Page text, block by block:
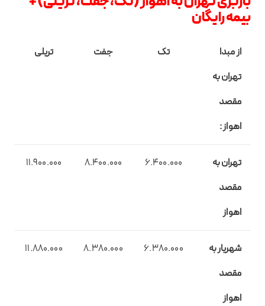
بیمه رایگان
از مبدا
تهران به
مقصد
اهواز :
تک جفت تریلی
تهران به
مقصد
اهواز
6.400.000
8.400.000
11.900.000
شهریار به
مقصد
اهواز
6.380.000
8.380.000
11.880.000